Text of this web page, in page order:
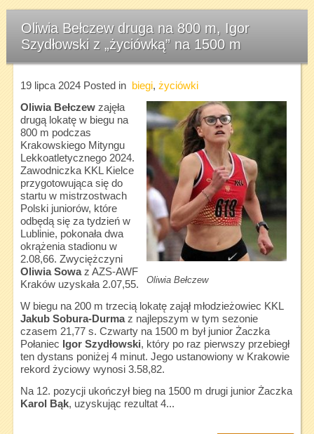
Oliwia Bełczew druga na 800 m, Igor
Szydłowski z „życiówką” na 1500 m
19 lipca 2024Posted in biegi, życiówki
Oliwia Bełczew
Oliwia Bełczewzajęła
drugą lokatę w biegu na
800 m podczas
Krakowskiego Mityngu
Lekkoatletycznego 2024.
Zawodniczka KKL Kielce
przygotowująca się do
startu w mistrzostwach
Polski juniorów, które
odbędą się za tydzień w
Lublinie, pokonała dwa
okrążenia stadionu w
2.08,66. Zwyciężczyni
Oliwia Sowaz AZS-AWF
Kraków uzyskała 2.07,55.
W biegu na 200 m trzecią lokatę zajął młodzieżowiec KKL
Jakub Sobura-Durmaz najlepszym w tym sezonie
czasem 21,77 s. Czwarty na 1500 m był junior Żaczka
Połaniec Igor Szydłowski, który po raz pierwszy przebiegł
ten dystans poniżej 4 minut. Jego ustanowiony w Krakowie
rekord życiowy wynosi 3.58,82.
Na 12. pozycji ukończył bieg na 1500 m drugi junior Żaczka
Karol Bąk, uzyskując rezultat 4...